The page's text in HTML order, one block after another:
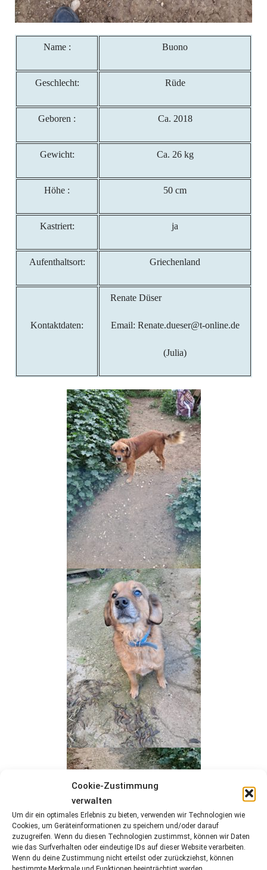
Cookie-Zustimmung
verwalten
Um dir ein optimales Erlebnis zu bieten, verwenden wir Technologien wie
Cookies, um Geräteinformationen zu speichern und/oder darauf
zuzugreifen. Wenn du diesen Technologien zustimmst, können wir Daten
wie das Surfverhalten oder eindeutige IDs auf dieser Website verarbeiten.
Wenn du deine Zustimmung nicht erteilst oder zurückziehst, können
Name : Buono
Geschlecht: Rüde
Geboren : Ca. 2018
Gewicht: Ca. 26 kg
Höhe : 50 cm
Kastriert: ja
Aufenthaltsort: Griechenland
Kontaktdaten:
Renate Düser
Email: Renate.dueser@t-online.de
(Julia)